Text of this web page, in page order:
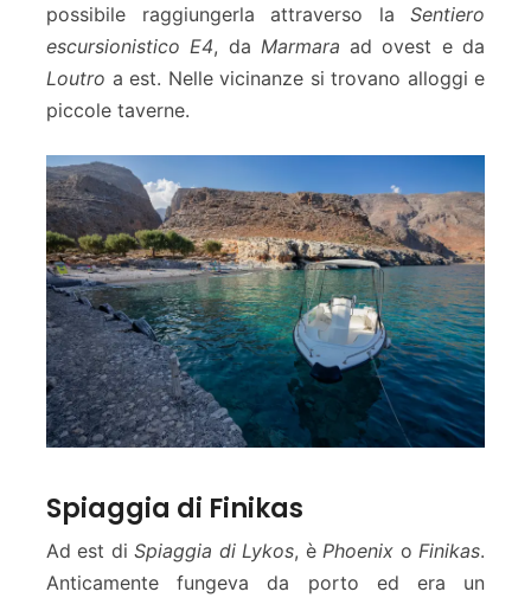
possibile raggiungerla attraverso la Sentiero
escursionistico E4, da Marmara ad ovest e da
Loutro a est. Nelle vicinanze si trovano alloggi e
piccole taverne.
Spiaggia di Finikas
Ad est diSpiaggia di Lykos, è Phoenix o Finikas.
Anticamente fungeva da porto ed era un